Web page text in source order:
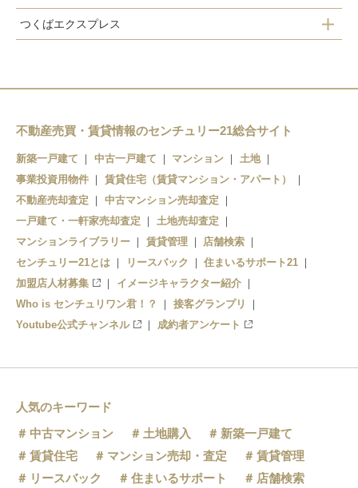
小絹駅
つくばエクスプレス
不動産売買・賃貸情報のセンチュリー21総合サイト
新築一戸建て 中古一戸建て マンション
土地
事業投資用物件
賃貸住宅（賃貸マンション・アパート）
不動産売却査定
中古マンション売却査定
一戸建て・一軒家売却査定
土地売却査定
マンションライブラリー
賃貸管理
店舗検索
センチュリー21とは
リースバック
住まいるサポート21
加盟店人材募集
イメージキャラクター紹介
Who is センチュリワン君！？
接客グランプリ
Youtube公式チャンネル
成約者アンケート
人気のキーワード
中古マンション
土地購入
新築一戸建て
賃貸住宅
マンション売却・査定
賃貸管理
リースバック
住まいるサポート
店舗検索